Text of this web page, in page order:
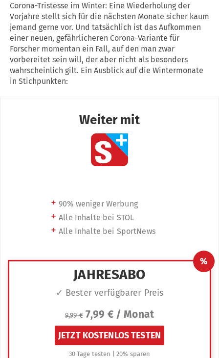
Corona-Tristesse im Winter: Eine Wiederholung der
Vorjahre stellt sich für die nächsten Monate sicher kaum
jemand gerne vor. Und tatsächlich ist das Aufkommen
einer neuen, gefährlicheren Corona-Variante für
Forscher momentan ein Fall, auf den man zwar
vorbereitet sein will, der aber nicht als besonders
wahrscheinlich gilt. Ein Ausblick auf die Wintermonate
in Stichpunkten: